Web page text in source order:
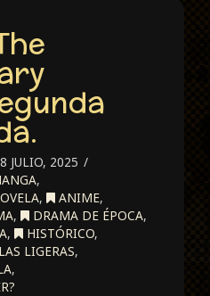
8 JULIO, 2025
,
, ANIME,
, DRAMA DE ÉPOCA,
, HISTÓRICO,
LIGERAS,
,